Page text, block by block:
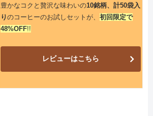
豊かなコクと贅沢な味わいの10銘柄、計50袋入
りのコーヒーのお試しセットが、 初回限定で
48%OFF!!
レビューはこちら